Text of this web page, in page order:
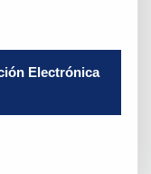
Electrónica